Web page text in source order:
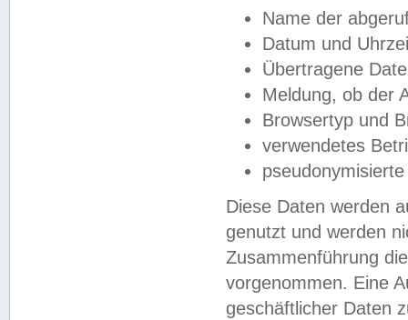
Name der
Datum und
Übertragene
Meldung, ob der
Browsertyp und
verwendetes
Diese Daten werden
genutzt und werden
Zusammenführung
vorgenommen. Eine
geschäftlicher Daten